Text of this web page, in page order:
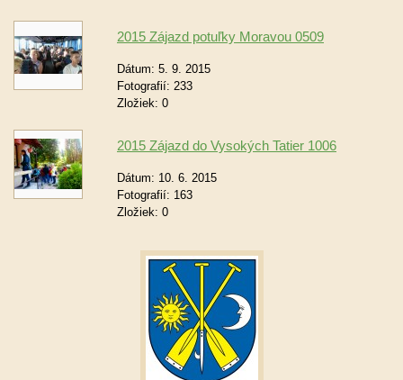
2015 Zájazd potuľky Moravou 0509
Dátum: 5. 9. 2015
Fotografií: 233
Zložiek: 0
2015 Zájazd do Vysokých Tatier 1006
Dátum: 10. 6. 2015
Fotografií: 163
Zložiek: 0